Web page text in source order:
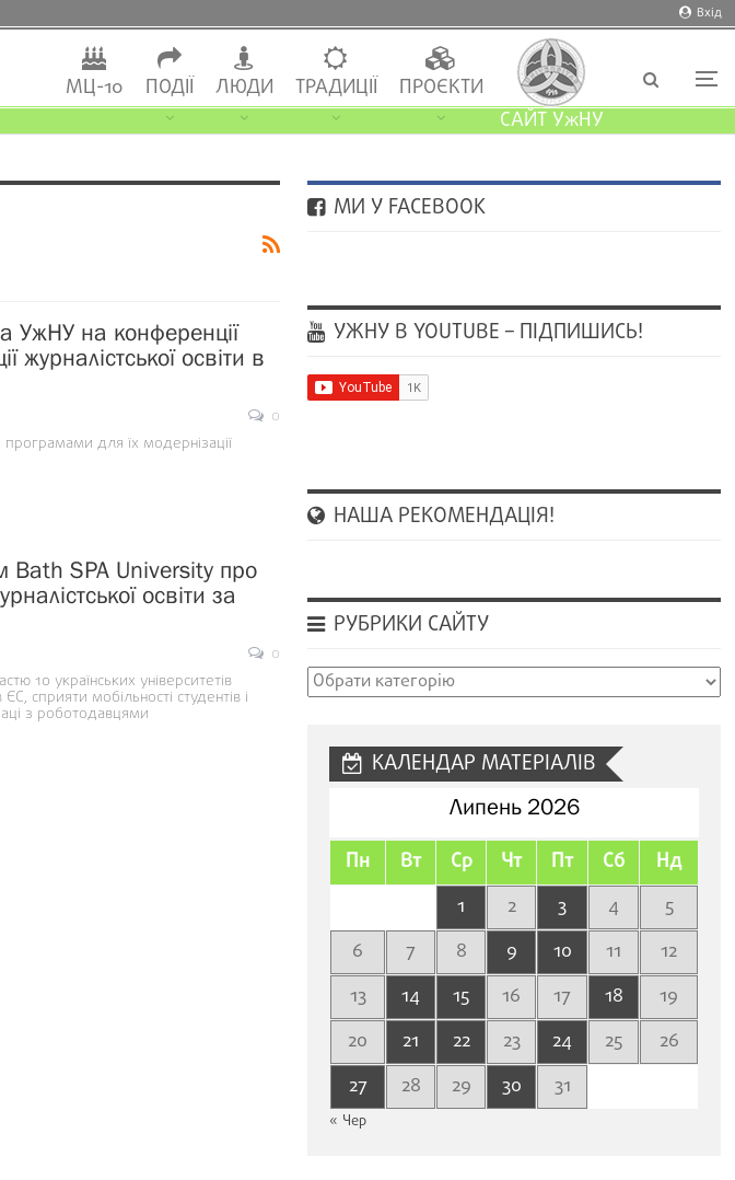
Вхід
МЦ-10 ПОДІЇ ЛЮДИ ТРАДИЦІЇ
ПРОЄКТИ
САЙТ УжНУ
УжНУ на конференції
журналістської освіти в
0
для їх модернізації
Bath SPA University про
освіти за
0
10 українських університетів
сприяти мобільності студентів і
з роботодавцями
МИ У FACEBOOK
УЖНУ В YOUTUBE – ПІДПИШИСЬ!
НАША РЕКОМЕНДАЦІЯ!
РУБРИКИ САЙТУ
Рубрики
КАЛЕНДАР МАТЕРІАЛІВ
Липень 2026
Пн Вт Ср Чт Пт Сб Нд
1 2 3 4
5
6
7 8 9 10 11
12
13
14 15 16 17 18
19
20
21 22 23 24 25
26
27
28 29 30 31
« Чер